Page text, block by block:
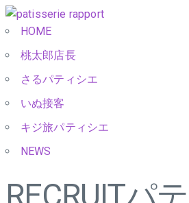
HOME
桃太郎店長
さるパティシエ
いぬ接客
キジ旅パティシエ
NEWS
RECRUITパ